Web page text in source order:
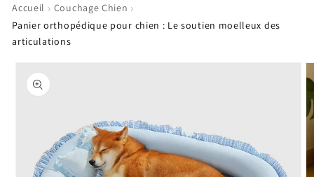
Accueil › Couchage Chien ›
Panier orthopédique pour chien : Le soutien moelleux des
articulations
informations
produits